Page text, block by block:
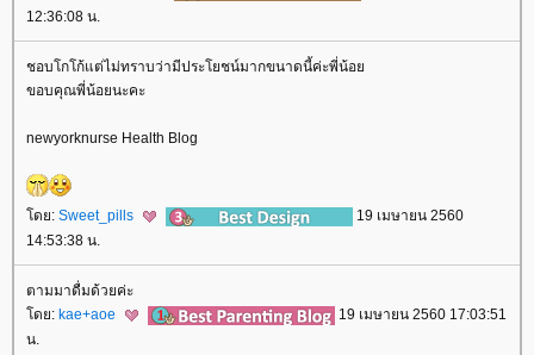
12:36:08 น.
ชอบโกโก้แต่ไม่ทราบว่ามีประโยชน์มากขนาดนี้ค่ะพี่น้อ
ขอบคุณพี่น้อยนะคะ
newyorknurse Health Blog
ดย: Sweet_pills
19 เมษายน 2560
14:53:38 น.
ตามมาดื่มด้วยค่ะ
ดย: kae+aoe
19 เมษายน 2560 17:03:51
น.